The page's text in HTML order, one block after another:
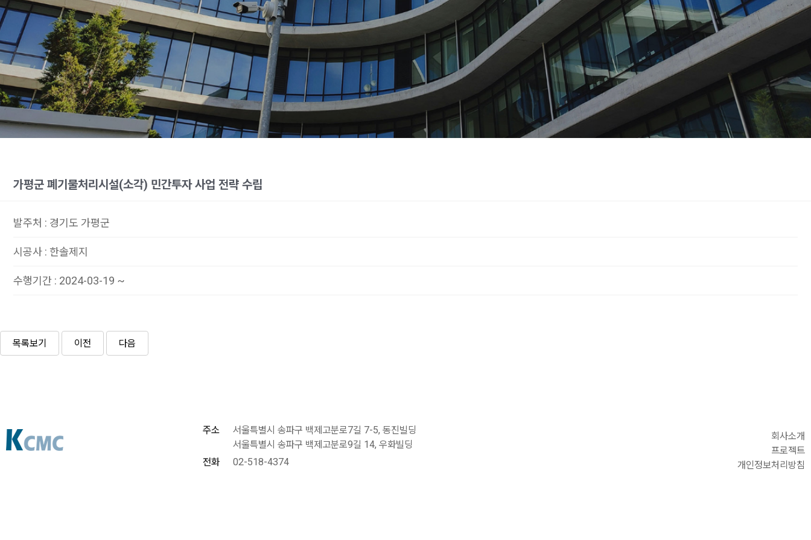
가평군 폐기물처리시설(소각) 민간투자 사업 전략 수립
발주처 : 경기도 가평군
시공사 : 한솔제지
수행기간 : 2024-03-19 ~
목록보기 이전 다음
주소
서울특별시 송파구 백제고분로7길 7-5, 동진빌딩
서울특별시 송파구 백제고분로9길 14, 우화빌딩
전화
02-518-4374
회사소개
프로젝트
개인정보처리방침